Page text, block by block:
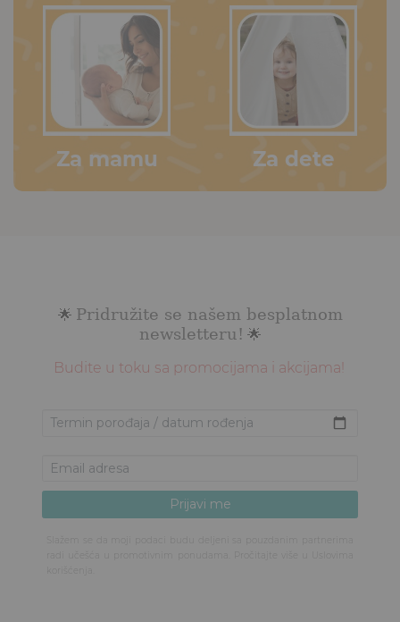
Za mamu Za dete
🌟 Pridružite se našem besplatnom
newsletteru! 🌟
Budite u toku sa promocijama i akcijama!